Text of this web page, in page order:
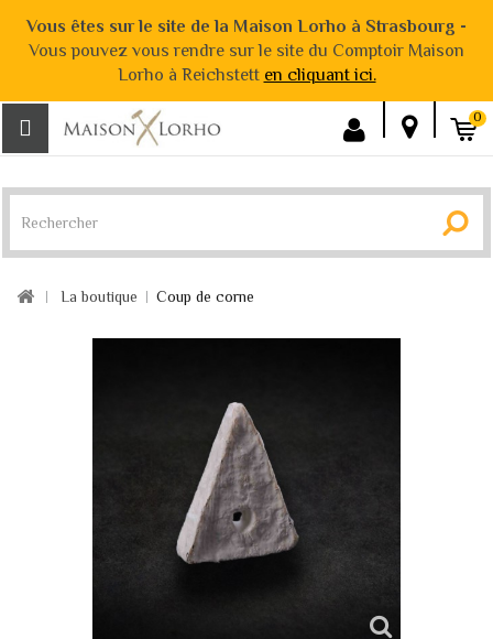
Vous êtes sur le site de la Maison Lorho à Strasbourg -
Vous pouvez vous rendre sur le site du Comptoir Maison
Lorho à Reichstett en cliquant ici.
0
La boutique Coup de corne